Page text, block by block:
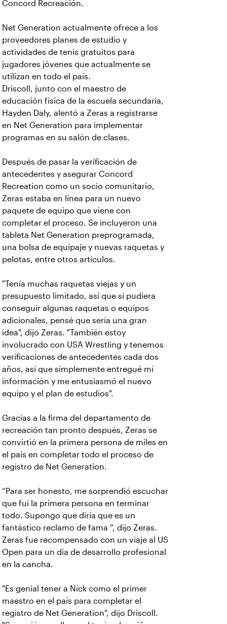
Concord Recreación.
Net Generation actualmente ofrece a los
proveedores planes de estudio y
actividades de tenis gratuitos para
jugadores jóvenes que actualmente se
utilizan en todo el país.
Driscoll, junto con el maestro de
educación física de la escuela secundaria,
Hayden Daly, alentó a Zeras a registrarse
en Net Generation para implementar
programas en su salón de clases.
Después de pasar la verificación de
antecedentes y asegurar Concord
Recreation como un socio comunitario,
Zeras estaba en línea para un nuevo
paquete de equipo que viene con
completar el proceso. Se incluyeron una
tableta Net Generation preprogramada,
una bolsa de equipaje y nuevas raquetas y
pelotas, entre otros artículos.
"Tenía muchas raquetas viejas y un
presupuesto limitado, así que si pudiera
conseguir algunas raquetas o equipos
adicionales, pensé que sería una gran
idea", dijo Zeras. "También estoy
involucrado con USA Wrestling y tenemos
verificaciones de antecedentes cada dos
años, así que simplemente entregué mi
información y me entusiasmó el nuevo
equipo y el plan de estudios".
Gracias a la firma del departamento de
recreación tan pronto después, Zeras se
convirtió en la primera persona de miles en
el país en completar todo el proceso de
registro de Net Generation.
“Para ser honesto, me sorprendió escuchar
que fui la primera persona en terminar
todo. Supongo que diría que es un
fantástico reclamo de fama ”, dijo Zeras.
Zeras fue recompensado con un viaje al US
Open para un día de desarrollo profesional
en la cancha.
"Es genial tener a Nick como el primer
maestro en el país para completar el
registro de Net Generation", dijo Driscoll.